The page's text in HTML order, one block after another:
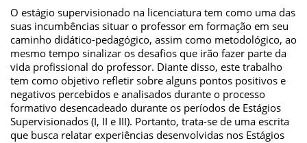
O estágio supervisionado na licenciatura tem como uma das
suas incumbências situar o professor em formação em seu
caminho didático-pedagógico, assim como metodológico, ao
mesmo tempo sinalizar os desafios que irão fazer parte da
vida profissional do professor. Diante disso, este trabalho
tem como objetivo refletir sobre alguns pontos positivos e
negativos percebidos e analisados durante o processo
formativo desencadeado durante os períodos de Estágios
Supervisionados (I, II e III). Portanto, trata-se de uma escrita
que busca relatar experiências desenvolvidas nos Estágios